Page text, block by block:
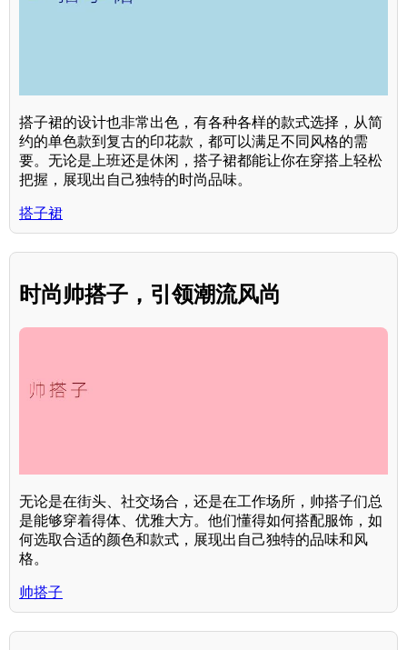
搭子裙的设计也非常出色，有各种各样的款式选择，从简
约的单色款到复古的印花款，都可以满足不同风格的需
要。无论是上班还是休闲，搭子裙都能让你在穿搭上轻松
把握，展现出自己独特的时尚品味。
搭子裙
时尚帅搭子，引领潮流风尚
无论是在街头、社交场合，还是在工作场所，帅搭子们总
是能够穿着得体、优雅大方。他们懂得如何搭配服饰，如
何选取合适的颜色和款式，展现出自己独特的品味和风
格。
帅搭子